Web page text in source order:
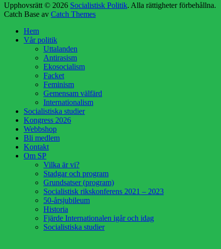
Upphovsrätt © 2026 Socialistisk Politik. Alla rättigheter förbehållna.
Catch Base av Catch Themes
Hem
Vår politik
Uttalanden
Antirasism
Ekosocialism
Facket
Feminism
Gemensam välfärd
Internationalism
Socialistiska studier
Kongress 2026
Webbshop
Bli medlem
Kontakt
Om SP
Vilka är vi?
Stadgar och program
Grundsatser (program)
Socialistisk rikskonferens 2021 – 2023
50-årsjubileum
Historia
Fjärde Internationalen igår och idag
Socialistiska studier